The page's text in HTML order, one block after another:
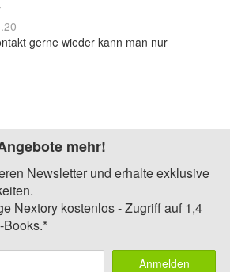
gerne wieder kann man nur
mehr!
Newsletter und erhalte exklusive
Nextory kostenlos - Zugriff auf 1,4
Books.*
Anmelden